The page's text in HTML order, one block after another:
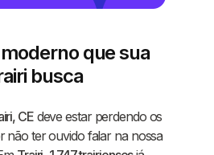
que sua
busca
CEdeve estar perdendo os
não ter ouvido falar na nossa